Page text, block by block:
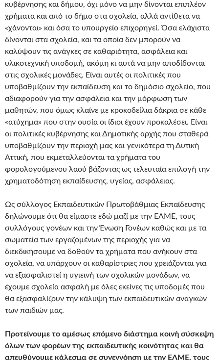
κυβέρνησης και δήμου, όχι μόνο να μην δίνονται επιπλέον
χρήματα και από το δήμο στα σχολεία, αλλά αντίθετα να
«χάνονται» και όσα το υπουργείο επιχορηγεί. Όσα ελάχιστα
δίνονται στα σχολεία, και τα οποία δεν μπορούν να
καλύψουν τις ανάγκες σε καθαριότητα, ασφάλεια και
υλικοτεχνική υποδομή, ακόμη κι αυτά να μην αποδίδονται
στις σχολικές μονάδες. Είναι αυτές οι πολιτικές που
υποβαθμίζουν την εκπαίδευση και το δημόσιο σχολείο, που
αδιαφορούν για την ασφάλεια και την μόρφωση των
μαθητών, που όμως κλαίνε με κροκοδείλια δάκρια σε κάθε
«ατύχημα» που στην ουσία οι ίδιοι έχουν προκαλέσει. Είναι
οι πολιτικές κυβέρνησης και Δημοτικής αρχής που σταθερά
υποβαθμίζουν την περιοχή μας και γενικότερα τη Δυτική
Αττική, που εκμεταλλεύονται τα χρήματα του
φορολογούμενου λαού βάζοντας ως τελευταία επιλογή την
χρηματοδότηση εκπαίδευσης, υγείας, ασφάλειας.
Ως σύλλογος Εκπαιδευτικών Πρωτοβάθμιας Εκπαίδευσης
δηλώνουμε ότι θα είμαστε εδώ μαζί με την ΕΛΜΕ, τους
συλλόγους γονέων και την Ένωση Γονέων καθώς και με τα
σωματεία των εργαζομένων της περιοχής για να
διεκδικήσουμε να δοθούν τα χρήματα που ανήκουν στα
σχολεία, να υπάρχουν οι καθαρίστριες που χρειάζονται για
να εξασφαλιστεί η υγιεινή των σχολικών μονάδων, να
έχουμε σχολεία ασφαλή με όλες εκείνες τις υποδομές που
θα εξασφαλίζουν την κάλυψη των εκπαιδευτικών αναγκών
των παιδιών μας.
Προτείνουμε το αμέσως επόμενο διάστημα κοινή σύσκεψη
όλων των φορέων της εκπαιδευτικής κοινότητας και θα
απευθύνουμε κάλεσμα σε συνεννόηση με την ΕΛΜΕ, τους